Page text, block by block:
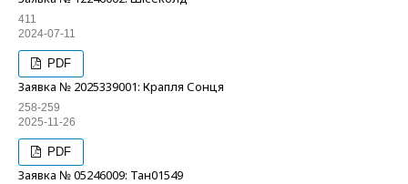
411
2024-07-11
PDF
Заявка № 2025339001: Крапля Сонця
258-259
2025-11-26
PDF
Заявка № 05246009: Тан01549